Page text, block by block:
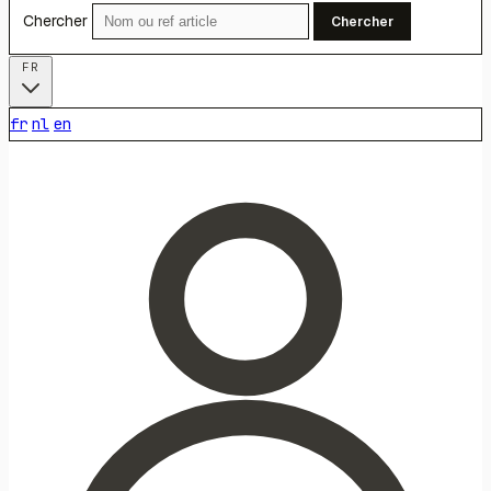
Chercher Chercher
fr nl en